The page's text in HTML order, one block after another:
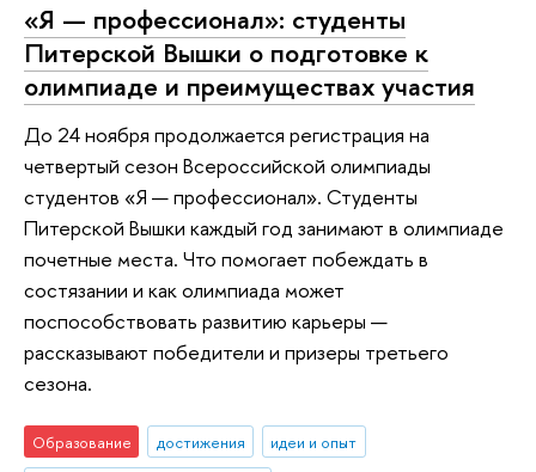
«Я — профессионал»: студенты
Питерской Вышки о подготовке к
олимпиаде и преимуществах участия
До 24 ноября продолжается регистрация на
четвертый сезон Всероссийской олимпиады
студентов «Я — профессионал». Студенты
Питерской Вышки каждый год занимают в олимпиаде
почетные места. Что помогает побеждать в
состязании и как олимпиада может
поспособствовать развитию карьеры —
рассказывают победители и призеры третьего
сезона.
Образование достижения
идеи и опыт